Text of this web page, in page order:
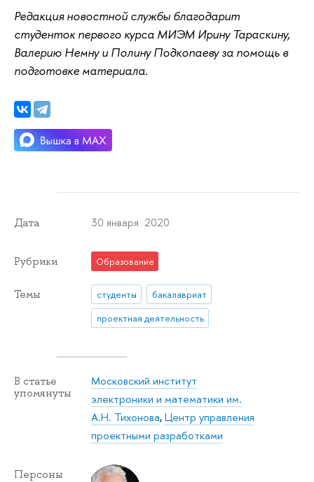
Редакция новостной службы благодарит
студенток первого курса МИЭМ Ирину Тараскину,
Валерию Немну и Полину Подкопаеву за помощь в
подготовке материала.
Дата 30 января 2020
Рубрики Образование
Темы студенты
бакалавриат
проектная деятельность
В статье
упомянуты
Московский институт
электроники и математики им.
А.Н. Тихонова,Центр управления
проектными разработками
Персоны